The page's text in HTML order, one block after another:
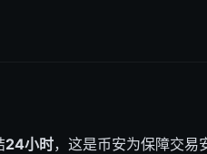
24小时，这是币安为保障交易